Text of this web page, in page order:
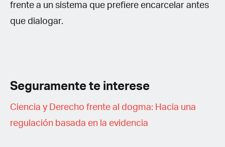
frente a un sistema que prefiere encarcelar antes
que dialogar.
Seguramente te interese
Ciencia y Derecho frente al dogma: Hacia una
regulación basada en la evidencia